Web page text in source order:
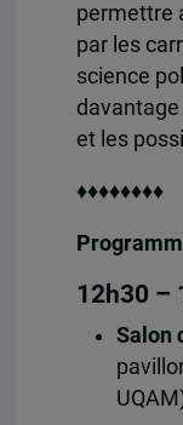
permettre
par les
science
davantage
et les
♦♦♦♦♦♦♦♦
12h30 –
Salon